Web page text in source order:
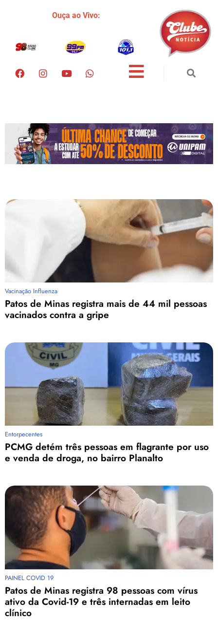
Ouça ao Vivo:
Vacinação Influenza
Patos de Minas registra mais de 44 mil pessoas
vacinados contra a gripe
Entorpecentes
PCMG detém três pessoas em flagrante por uso
e venda de droga, no bairro Planalto
PAINEL COVID 19
Patos de Minas registra 98 pessoas com vírus
ativo da Covid-19 e três internadas em leito
clínico